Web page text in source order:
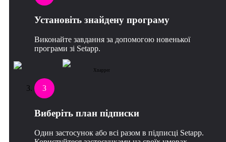
Установіть знайдену програму
Виконайте завдання за допомогою новенької
програми зі Setapp.
Xnapper
3
Виберіть план підписки
Один застосунок або всі разом в підписці Setapp.